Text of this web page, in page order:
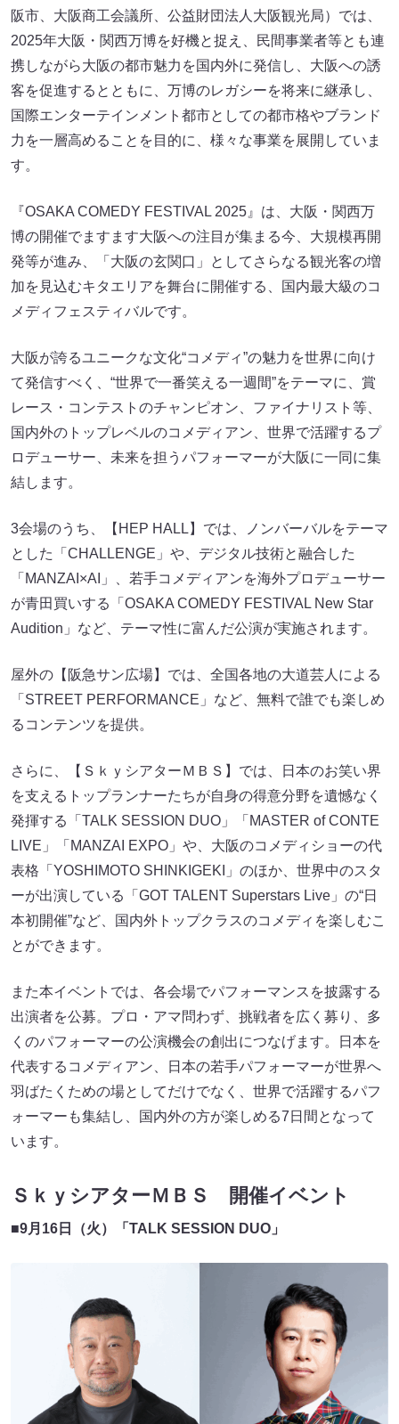
阪市、大阪商工会議所、公益財団法人大阪観光局）では、
2025年大阪・関西万博を好機と捉え、民間事業者等とも連
携しながら大阪の都市魅力を国内外に発信し、大阪への誘
客を促進するとともに、万博のレガシーを将来に継承し、
国際エンターテインメント都市としての都市格やブランド
力を一層高めることを目的に、様々な事業を展開していま
す。
『OSAKA COMEDY FESTIVAL 2025』は、大阪・関西万
博の開催でますます大阪への注目が集まる今、大規模再開
発等が進み、「大阪の玄関口」としてさらなる観光客の増
加を見込むキタエリアを舞台に開催する、国内最大級のコ
メディフェスティバルです。
大阪が誇るユニークな文化“コメディ”の魅力を世界に向け
て発信すべく、“世界で一番笑える一週間”をテーマに、賞
レース・コンテストのチャンピオン、ファイナリスト等、
国内外のトップレベルのコメディアン、世界で活躍するプ
ロデューサー、未来を担うパフォーマーが大阪に一同に集
結します。
3会場のうち、【HEP HALL】では、ノンバーバルをテーマ
とした「CHALLENGE」や、デジタル技術と融合した
「MANZAI×AI」、若手コメディアンを海外プロデューサー
が青田買いする「OSAKA COMEDY FESTIVAL New Star
Audition」など、テーマ性に富んだ公演が実施されます。
屋外の【阪急サン広場】では、全国各地の大道芸人による
「STREET PERFORMANCE」など、無料で誰でも楽しめ
るコンテンツを提供。
さらに、【ＳｋｙシアターＭＢＳ】では、日本のお笑い界
を支えるトップランナーたちが自身の得意分野を遺憾なく
発揮する「TALK SESSION DUO」「MASTER of CONTE
LIVE」「MANZAI EXPO」や、大阪のコメディショーの代
表格「YOSHIMOTO SHINKIGEKI」のほか、世界中のスタ
ーが出演している「GOT TALENT Superstars Live」の“日
本初開催”など、国内外トップクラスのコメディを楽しむこ
とができます。
また本イベントでは、各会場でパフォーマンスを披露する
出演者を公募。プロ・アマ問わず、挑戦者を広く募り、多
くのパフォーマーの公演機会の創出につなげます。日本を
代表するコメディアン、日本の若手パフォーマーが世界へ
羽ばたくための場としてだけでなく、世界で活躍するパフ
ォーマーも集結し、国内外の方が楽しめる7日間となって
います。
ＳｋｙシアターＭＢＳ 開催イベント
■9月16日（火）「TALK SESSION DUO」